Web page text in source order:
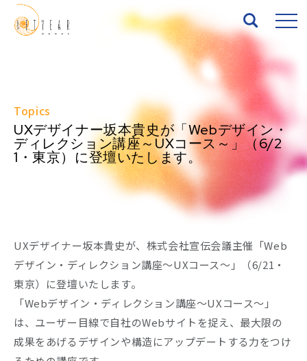
About
Services
Seminar
IR
Company
Topics
UXデザイナー坂本貴史が「Webデザイン・
ディレクション講座～UXコース～」（6/2
1・東京）に登壇いたします。
UXデザイナー坂本貴史が、株式会社宣伝会議主催「Web
デザイン・ディレクション講座～UXコース～」（6/21・
東京）に登壇いたします。
「Webデザイン・ディレクション講座～UXコース～」
は、ユーザー目線で自社のWebサイトを捉え、最大限の
成果をあげるデザインや構造にアップデートする力をつけ